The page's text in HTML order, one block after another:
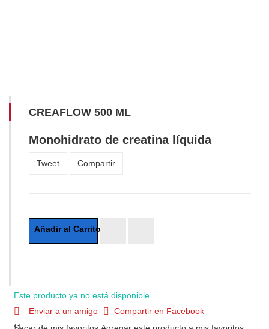
CREAFLOW 500 ML
Monohidrato de creatina líquida
Tweet Compartir
Este producto ya no está disponible
Enviar a un amigo
Compartir en Facebook